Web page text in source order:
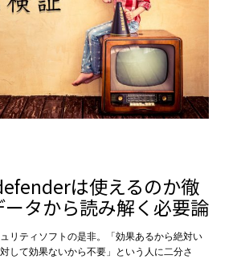
は使えるのか徹
タから読み解く必要論
リティソフトの是非。「効果あるから絶対い
して効果ないから不要」という人に二分さ